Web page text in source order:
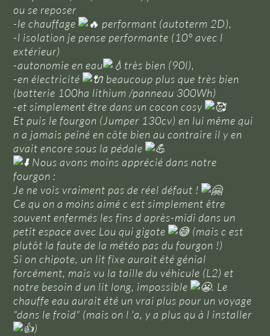
ou se reposer
-le chauffage
performant (autoterm 2D),
-l isolation je pense performante (10° avec l
extérieur)
-autonomie en eau
très bien (90l),
-en électricité
beaucoup plus que très bien
(batterie 100ha lithium /panneau 300Wh)
-et simplement être dans un cocon cosy
Et puis le fourgon (Jumper 130cv) en lui même qui
n a jamais peiné en côte bien au contraire il y en
avait encore sous la pédale
Nous avons moins apprécié dans notre
fourgon :
Je ne vois vraiment pas de réel défaut !
Ce qu on a moins aimé c est simplement être
souvent enfermés les fins d après-midi dans un
petit espace avec Lou qui gigote
(mais c est
plutôt la faute de la météo pas du fourgon !)
Si on chipote, un lit fixe aurait été génial
forcément, mais vu la taille du véhicule (L2) et
notre besoin d un lit long, impossible
. Le
chauffe eau aurait été un vrai plus pour un voyage
"dans le froid" (mais on l 'a, y a plus qu à l installer
)